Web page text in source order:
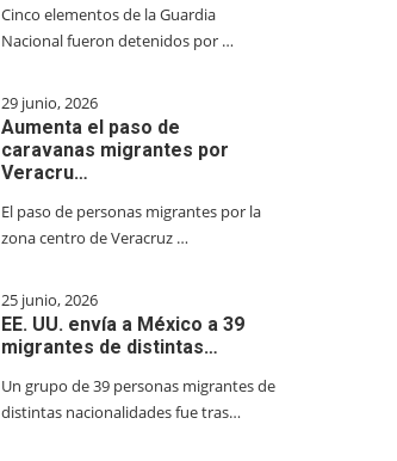
Cinco elementos de la Guardia
Nacional fueron detenidos por …
29 junio, 2026
Aumenta el paso de
caravanas migrantes por
Veracru…
El paso de personas migrantes por la
zona centro de Veracruz …
25 junio, 2026
EE. UU. envía a México a 39
migrantes de distintas…
Un grupo de 39 personas migrantes de
distintas nacionalidades fue tras…